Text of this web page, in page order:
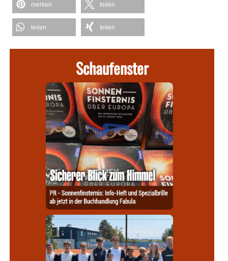
merken teilen
teilen teilen
Schaufenster